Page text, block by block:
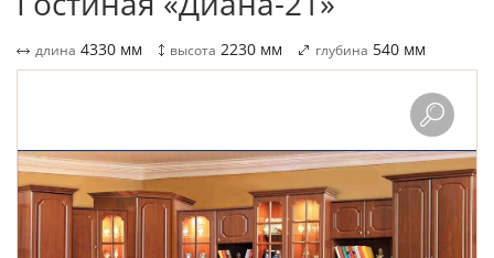
длина 4330 мм высота 2230 мм глубина 540 мм